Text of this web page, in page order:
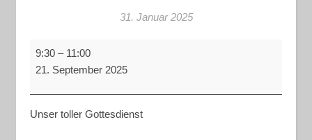
31. Januar 2025
Gottesdienst
9:30 – 11:00
21. September 2025
Unser toller Gottesdienst